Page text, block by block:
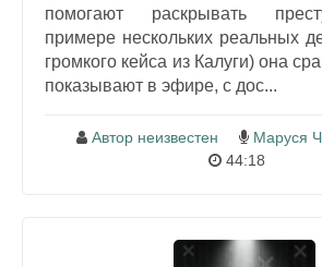
помогают раскрывать
примере нескольких реальных
громкого кейса из Калуги) она
показывают в эфире, с дос...
Автор неизвестен
Маруся
44:18